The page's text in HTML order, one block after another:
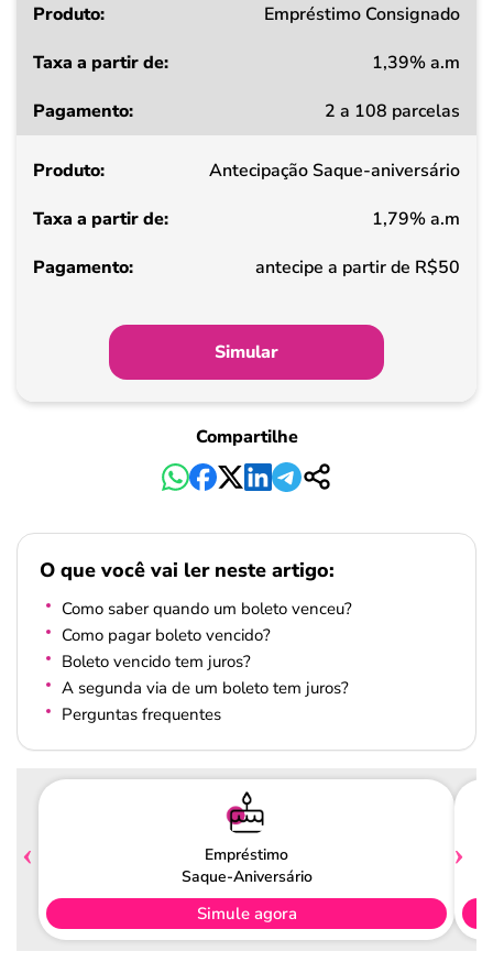
Produto
a
de
Pagamento
Empréstimo Consignado
1,39% a.m
2 a 108 parcelas
Antecipação Saque-aniversário
1,79% a.m
antecipe a partir de R$50
Simular
Compartilhe
O que você vai ler neste artigo:
Como saber quando um boleto venceu?
Como pagar boleto vencido?
Boleto vencido tem juros?
A segunda via de um boleto tem juros?
Perguntas frequentes
Empréstimo
Saque-Aniversário
Simule agora